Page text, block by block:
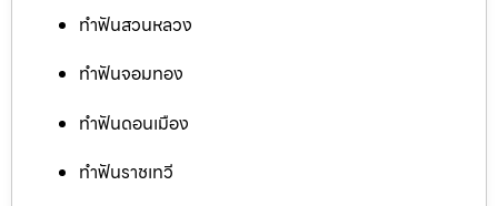
ทำฟันสวนหลวง
ทำฟันจอมทอง
ทำฟันดอนเมือง
ทำฟันราชเทวี